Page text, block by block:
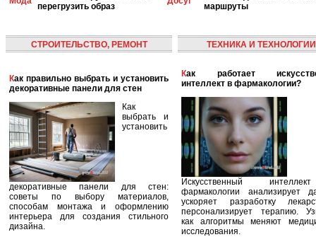
перегрузить образ
маршруты
СТРОИТЕЛЬСТВО, РЕМОНТ
Как правильно выбрать и установить
декоративные панели для стен
Как
выбрать и
установить
декоративные панели для стен:
советы по выбору материалов,
способам монтажа и оформлению
интерьера для создания стильного
дизайна.
ТЕХНИКА И ТЕХНОЛОГИИ
Как работает искусственный
интеллект в фармакологии?
Искусственный
фармакологии анализирует
ускоряет разработку
персонализирует терапию.
как алгоритмы меняют
исследования.